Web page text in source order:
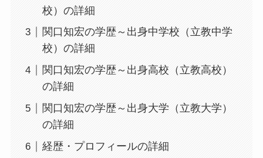
校）の詳細
関口知宏の学歴～出身中学校（立教中学
校）の詳細
関口知宏の学歴～出身高校（立教高校）
の詳細
関口知宏の学歴～出身大学（立教大学）
の詳細
経歴・プロフィールの詳細